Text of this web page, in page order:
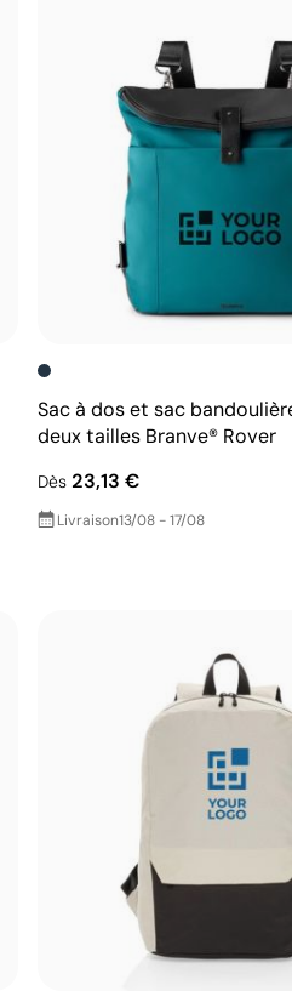
Sac à dos et sac
deux tailles Branve® Rover
Dès 23,13 €
Livraison13/08 - 17/08